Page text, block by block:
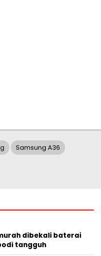
Samsung A36
dibekali baterai
tangguh